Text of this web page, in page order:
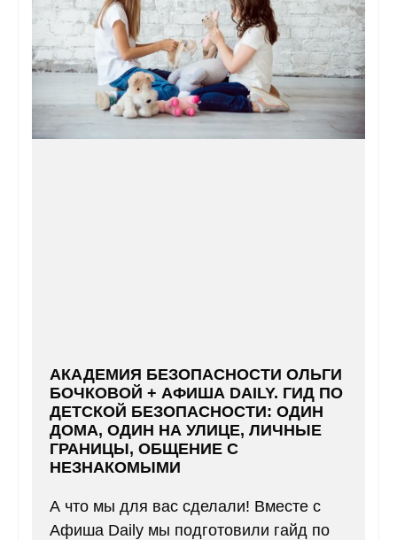
АКАДЕМИЯ БЕЗОПАСНОСТИ ОЛЬГИ
БОЧКОВОЙ + АФИША DAILY. ГИД ПО
ДЕТСКОЙ БЕЗОПАСНОСТИ: ОДИН
ДОМА, ОДИН НА УЛИЦЕ, ЛИЧНЫЕ
ГРАНИЦЫ, ОБЩЕНИЕ С
НЕЗНАКОМЫМИ
А что мы для вас сделали! Вместе с
Афиша Daily мы подготовили гайд по